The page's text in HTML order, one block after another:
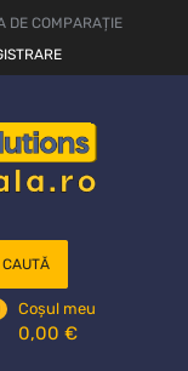
DE COMPARAȚIE
CAUTĂ
Coșul meu
0,00 €